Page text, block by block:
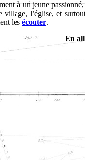
à un jeune
village, l’église, et
les écouter.
En